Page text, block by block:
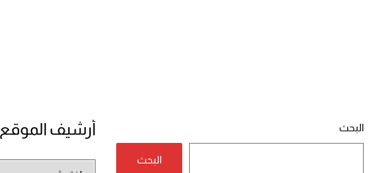
البحث
البحث
أرشيف الموقع